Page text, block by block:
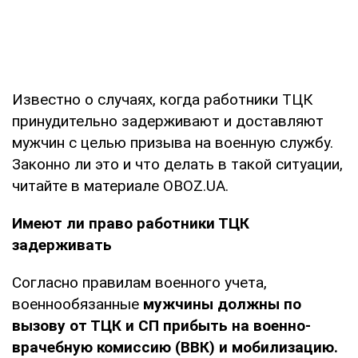
Известно о случаях, когда работники ТЦК
принудительно задерживают и доставляют
мужчин с целью призыва на военную службу.
Законно ли это и что делать в такой ситуации,
читайте в материале OBOZ.UA.
Имеют ли право работники ТЦК
задерживать
Согласно правилам военного учета,
военнообязанные мужчины должны по
вызову от ТЦК и СП прибыть на военно-
врачебную комиссию (ВВК) и мобилизацию.